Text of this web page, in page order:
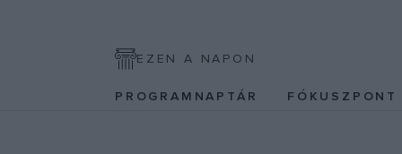
EZEN A NAPON
PROGRAMNAPTÁR FÓKUSZPONT